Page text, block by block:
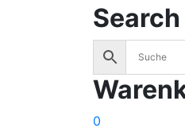
Search
0